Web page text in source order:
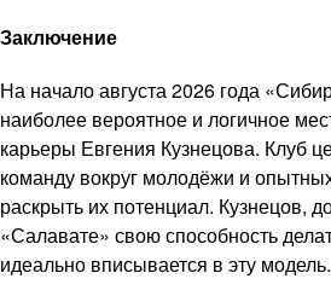
Заключение
На начало августа 2026 года
наиболее вероятное и логичное
карьеры Евгения Кузнецова. Клуб
команду вокруг молодёжи и
раскрыть их потенциал. Кузнецов,
«Салавате» свою способность
идеально вписывается в эту модель.